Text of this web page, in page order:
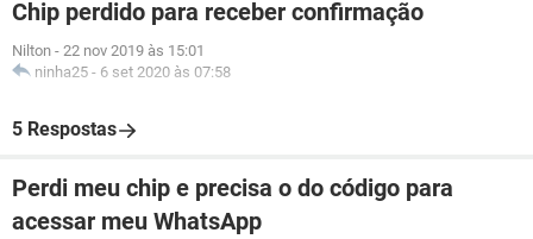
Chip perdido para receber confirmação
Nilton - 22 nov 2019 às 15:01
ninha25 - 6 set 2020 às 07:58
5 Respostas
Perdi meu chip e precisa o do código para
acessar meu WhatsApp